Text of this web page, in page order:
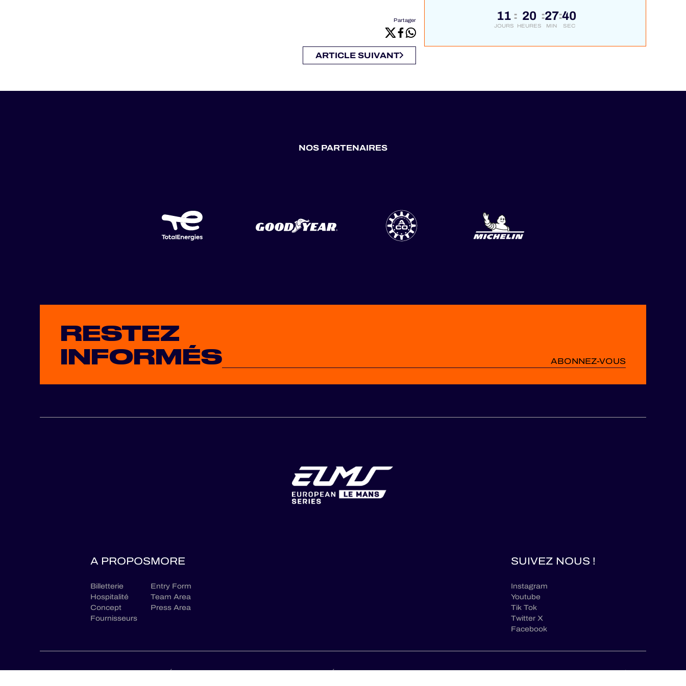
Partager
ARTICLE SUIVANT
11
JOURS
: 20
HEURES
:27
MIN
:39
SEC
NOS PARTENAIRES
RESTEZ
INFORMÉS
ABONNEZ-VOUS
A PROPOS
Billetterie
Hospitalité
Concept
Fournisseurs
MORE
Entry Form
Team Area
Press Area
SUIVEZ NOUS !
Instagram
Youtube
Tik Tok
Twitter X
Facebook
CONTACTEZ NOUSMENTIONS LÉGALESPOLITIQUE DE CONFIDENTIALITÉCGU & CGVCHOIX DE CONSENTEMENTS © ELMS / 2026